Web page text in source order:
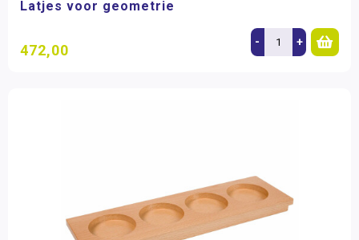
Latjes voor geometrie
472,00 - +